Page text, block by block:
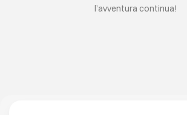
l’avventura continua!